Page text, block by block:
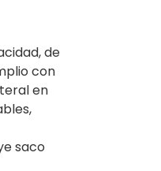
de
con
en
saco